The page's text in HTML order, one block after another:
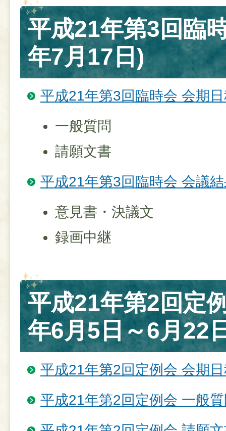
平成21年第3回臨
年7月17日)
平成21年第3回臨時会 会期
一般質問
請願文書
平成21年第3回臨時会 会議
意見書・決議文
録画中継
平成21年第2回定
年6月5日～6月22
平成21年第2回定例会 会期
平成21年第2回定例会 一般